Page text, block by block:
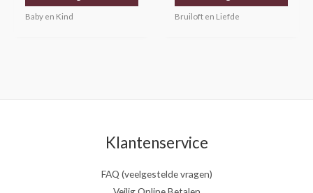
Baby en Kind Bruiloft en Liefde
Klantenservice
FAQ (veelgestelde vragen)